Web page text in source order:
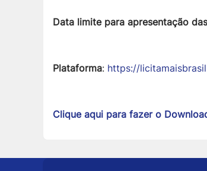
Data limite para apresentação
Plataforma: https://
Clique aqui para fazer o